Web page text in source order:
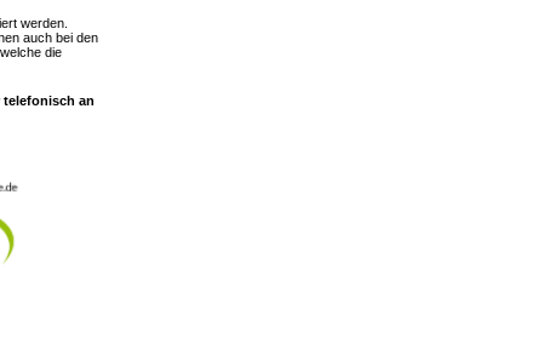
werden.
auch bei den
die
telefonisch an